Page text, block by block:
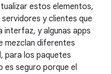
estos elementos,
y clientes que
interfaz, y algunas apps
mezclan diferentes
para los paquetes
es seguro porque el